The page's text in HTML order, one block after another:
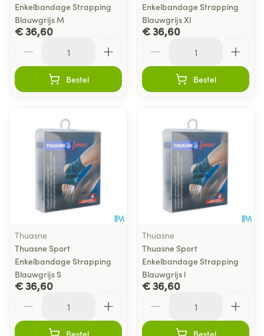
Enkelbandage Strapping
Blauwgrijs M
€ 36,60
Bestel
Enkelbandage Strapping
Blauwgrijs Xl
€ 36,60
Bestel
Thuasne
Thuasne Sport
Enkelbandage Strapping
Blauwgrijs S
€ 36,60
Bestel
Thuasne
Thuasne Sport
Enkelbandage Strapping
Blauwgrijs l
€ 36,60
Bestel